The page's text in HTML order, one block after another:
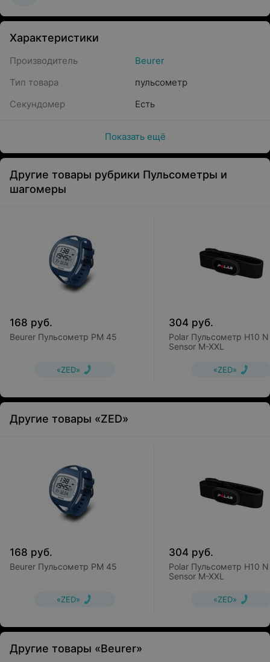
Характеристики
Производитель
Beurer
Тип товара
пульсометр
Секундомер
Есть
Показать ещё
Другие товары рубрики Пульсометры и
шагомеры
168 руб.
Beurer Пульсометр PM 45
«ZED»
304 руб.
Polar Пульсометр H10 N
Sensor M-XXL
«ZED»
Другие товары «ZED»
168 руб.
Beurer Пульсометр PM 45
«ZED»
304 руб.
Polar Пульсометр H10 N
Sensor M-XXL
«ZED»
Другие товары «Beurer»